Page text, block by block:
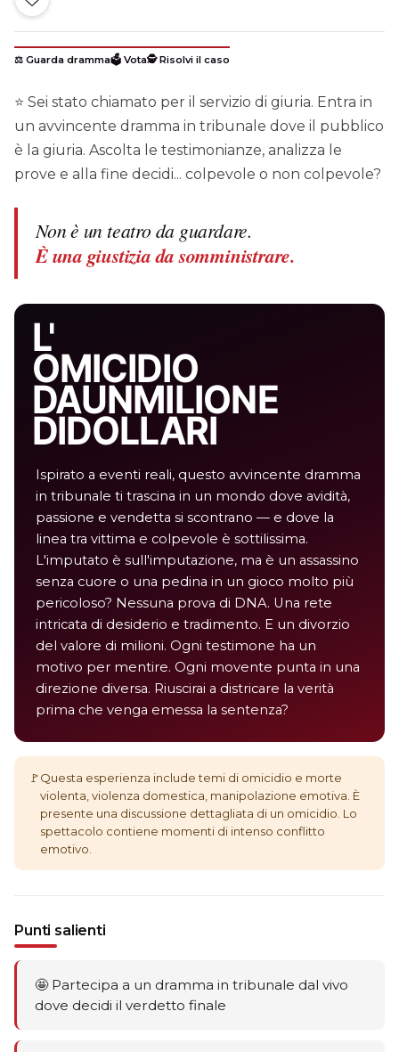
⚖️ Guarda dramma🗳️ Vota🕵️ Risolvi il caso
⭐ Sei stato chiamato per il servizio di giuria. Entra in
un avvincente dramma in tribunale dove il pubblico
è la giuria. Ascolta le testimonianze, analizza le
prove e alla fine decidi... colpevole o non colpevole?
Non è un teatro da guardare.
È una giustizia da somministrare.
L'
OMICIDIO
DA UN MILIONE
DI DOLLARI
Ispirato a eventi reali, questo avvincente dramma
in tribunale ti trascina in un mondo dove avidità,
passione e vendetta si scontrano — e dove la
linea tra vittima e colpevole è sottilissima.
L'imputato è sull'imputazione, ma è un assassino
senza cuore o una pedina in un gioco molto più
pericoloso? Nessuna prova di DNA. Una rete
intricata di desiderio e tradimento. E un divorzio
del valore di milioni. Ogni testimone ha un
motivo per mentire. Ogni movente punta in una
direzione diversa. Riuscirai a districare la verità
prima che venga emessa la sentenza?
🚩Questa esperienza include temi di omicidio e morte
violenta, violenza domestica, manipolazione emotiva. È
presente una discussione dettagliata di un omicidio. Lo
spettacolo contiene momenti di intenso conflitto
emotivo.
Punti salienti
🤩 Partecipa a un dramma in tribunale dal vivo
dove decidi il verdetto finale